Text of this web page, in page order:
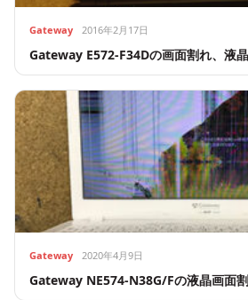
Gateway 2016年2月17日
Gateway E572-F34Dの画面割れ、液
Gateway 2020年4月9日
Gateway NE574-N38G/Fの液晶画面